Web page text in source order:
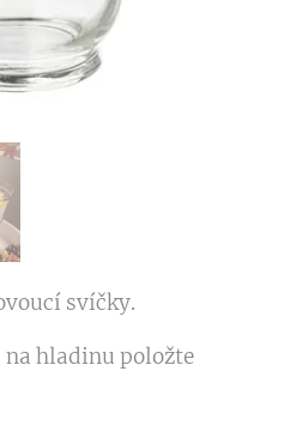
svíčky.
na hladinu položte